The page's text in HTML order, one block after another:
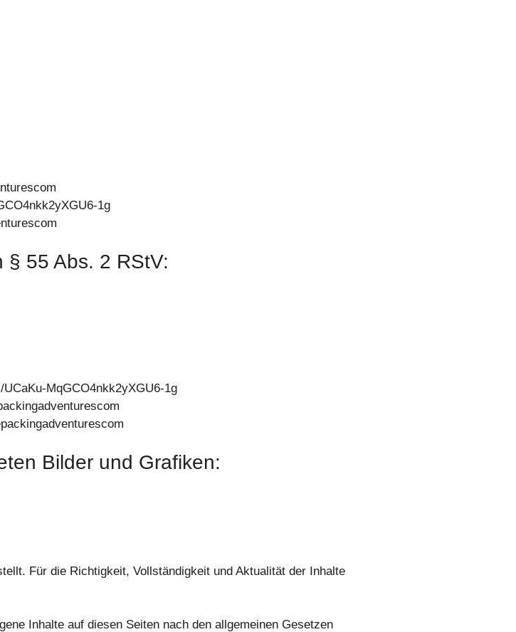
1g
§ 55 Abs. 2 RStV:
MqGCO4nkk2yXGU6-1g
Bilder und Grafiken:
Für die Richtigkeit, Vollständigkeit und Aktualität der Inhalte
Inhalte auf diesen Seiten nach den allgemeinen Gesetzen